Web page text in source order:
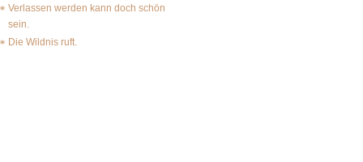
Verlassen werden kann doch schön
sein.
Die Wildnis ruft.